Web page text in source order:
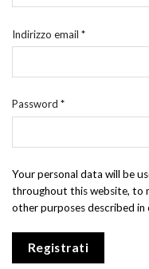
Indirizzo email *
Password *
Your personal data will be
throughout this website, to
other purposes described in
Registrati